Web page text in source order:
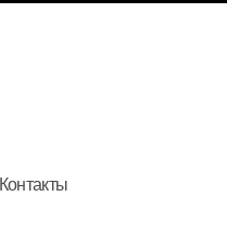
Контакты